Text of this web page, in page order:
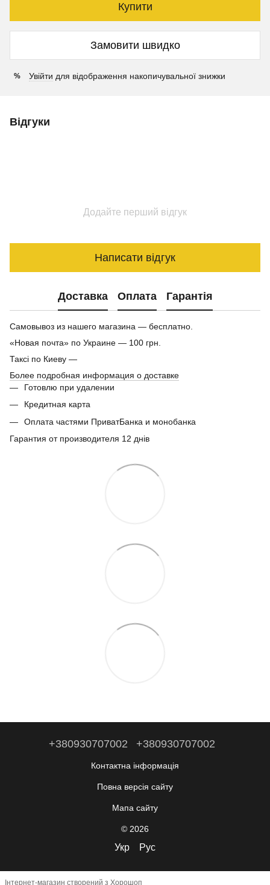
Купити
Замовити швидко
% Увійти для відображення накопичувальної знижки
Відгуки
Додайте перший відгук
Написати відгук
Доставка Оплата Гарантія
Самовывоз из нашего магазина — бесплатно.
«Новая почта» по Украине — 100 грн.
Таксі по Киеву —
Более подробная информация о доставке
Готовлю при удалении
Кредитная карта
Оплата частями ПриватБанка и монобанка
Гарантия от производителя 12 днів
+380930707002 +380930707002
Контактна інформація
Повна версія сайту
Мапа сайту
© 2026
Укр Рус
Інтернет-магазин створений з Хорошоп